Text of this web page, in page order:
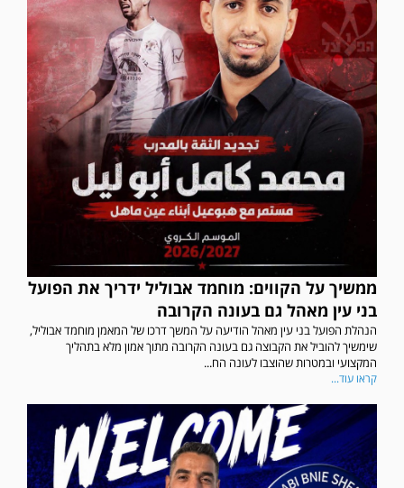
ממשיך על הקווים: מוחמד אבוליל ידריך את הפועל
בני עין מאהל גם בעונה הקרובה
הנהלת הפועל בני עין מאהל הודיעה על המשך דרכו של המאמן מוחמד אבוליל,
שימשיך להוביל את הקבוצה גם בעונה הקרובה מתוך אמון מלא בתהליך
המקצועי ובמטרות שהוצבו לעונה הח...
קראו עוד...